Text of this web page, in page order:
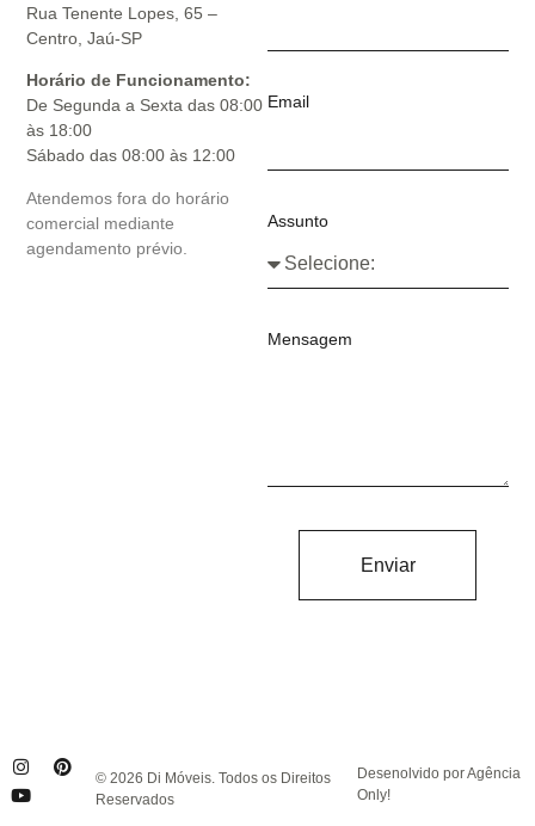
Rua Tenente Lopes, 65 –
Centro, Jaú-SP
Horário de Funcionamento:
De Segunda a Sexta das 08:00
às 18:00
Sábado das 08:00 às 12:00
Atendemos fora do horário
comercial mediante
agendamento prévio.
Email
Assunto
Mensagem
Enviar
© 2026 Di Móveis. Todos os Direitos
Reservados
Desenolvido por Agência
Only!